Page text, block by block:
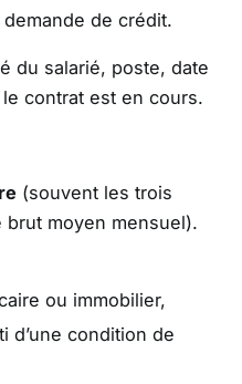
de crédit.
du salarié, poste, date
contrat est en cours.
(souvent les trois
moyen mensuel).
ou immobilier,
d’une condition de